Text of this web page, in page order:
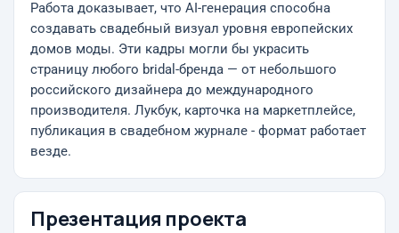
Работа доказывает, что AI-генерация способна
создавать свадебный визуал уровня европейских
домов моды. Эти кадры могли бы украсить
страницу любого bridal-бренда — от небольшого
российского дизайнера до международного
производителя. Лукбук, карточка на маркетплейсе,
публикация в свадебном журнале - формат работает
везде.
Презентация проекта